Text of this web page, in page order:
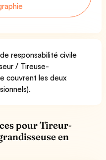
responsabilité civile
/ Tireuse-
couvrent les deux
pour Tireur-
en